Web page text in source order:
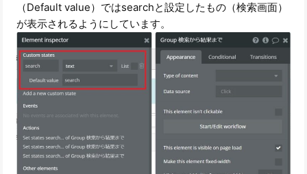
（Default value）ではsearchと設定したもの（検索画面）
が表示されるようにしています。